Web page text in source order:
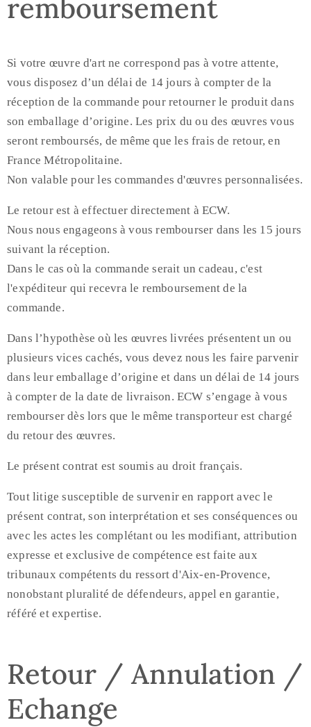
remboursement
Si votre œuvre d'art ne correspond pas à votre attente,
vous disposez d’un délai de 14 jours à compter de la
réception de la commande pour retourner le produit dans
son emballage d’origine. Les prix du ou des œuvres vous
seront remboursés, de même que les frais de retour, en
France Métropolitaine.
Non valable pour les commandes d'œuvres personnalisées.
Le retour est à effectuer directement à ECW.
Nous nous engageons à vous rembourser dans les 15 jours
suivant la réception.
Dans le cas où la commande serait un cadeau, c'est
l'expéditeur qui recevra le remboursement de la
commande.
Dans l’hypothèse où les œuvres livrées présentent un ou
plusieurs vices cachés, vous devez nous les faire parvenir
dans leur emballage d’origine et dans un délai de 14 jours
à compter de la date de livraison. ECW s’engage à vous
rembourser dès lors que le même transporteur est chargé
du retour des œuvres.
Le présent contrat est soumis au droit français.
Tout litige susceptible de survenir en rapport avec le
présent contrat, son interprétation et ses conséquences ou
avec les actes les complétant ou les modifiant, attribution
expresse et exclusive de compétence est faite aux
tribunaux compétents du ressort d'Aix-en-Provence,
nonobstant pluralité de défendeurs, appel en garantie,
référé et expertise.
Retour / Annulation /
Echange